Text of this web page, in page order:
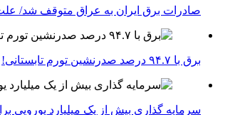
صادرات برق ایران به عراق متوقف شد/
برق با ۹۴.۷ درصد صدرنشین تورم تابستانی!
سرمایه گذاری بیش از یک میلیارد یورویی